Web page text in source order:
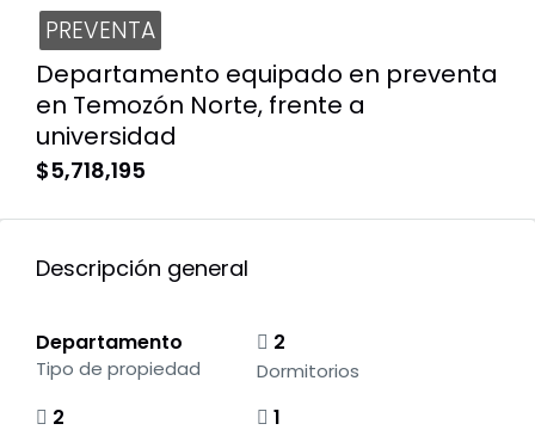
PREVENTA
Departamento equipado en preventa
en Temozón Norte, frente a
universidad
$5,718,195
Descripción general
Departamento
Tipo de propiedad
2
Dormitorios
2 1